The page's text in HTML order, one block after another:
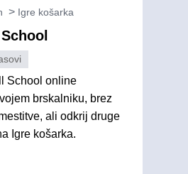
Igre košarka
School online
brskalniku, brez
ali odkrij druge
Igre košarka.